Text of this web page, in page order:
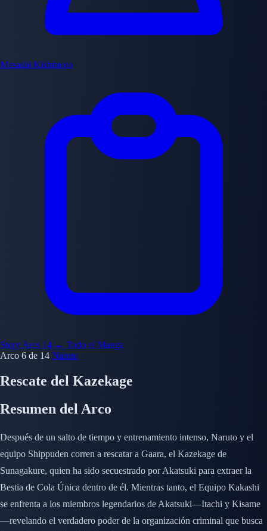
Masashi Kishimoto
Story Arcs 14 ← Todo el Manga
Arco 6 de 14 Naruto
Rescate del Kazekage
Resumen del Arco
Después de un salto de tiempo y entrenamiento intenso, Naruto y el
equipo Shippuden corren a rescatar a Gaara, el Kazekage de
Sunagakure, quien ha sido secuestrado por Akatsuki para extraer la
Bestia de Cola Única dentro de él. Mientras tanto, el Equipo Kakashi
se enfrenta a los miembros legendarios de Akatsuki—Itachi y Kisame
—revelando el verdadero poder de la organización criminal que busca